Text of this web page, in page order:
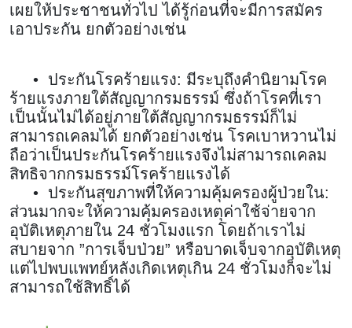
เผยให้ประชาชนทั่วไป ได้รู้ก่อนที่จะมีการสมัคร
เอาประกัน ยกตัวอย่างเช่น
• ประกันโรคร้ายแรง: มีระบุถึงคำนิยามโรค
ร้ายแรงภายใต้สัญญากรมธรรม์ ซึ่งถ้าโรคที่เรา
เป็นนั้นไม่ได้อยู่ภายใต้สัญญากรมธรรม์ก็ไม่
สามารถเคลมได้ ยกตัวอย่างเช่น โรคเบาหวานไม่
ถือว่าเป็นประกันโรคร้ายแรงจึงไม่สามารถเคลม
สิทธิจากกรมธรรม์โรคร้ายแรงได้
• ประกันสุขภาพที่ให้ความคุ้มครองผู้ป่วยใน:
ส่วนมากจะให้ความคุ้มครองเหตุค่าใช้จ่ายจาก
อุบัติเหตุภายใน 24 ชั่วโมงแรก โดยถ้าเราไม่
สบายจาก ”การเจ็บป่วย” หรือบาดเจ็บจากอุบัติเหตุ
แต่ไปพบแพทย์หลังเกิดเหตุเกิน 24 ชั่วโมงก็จะไม่
สามารถใช้สิทธิ์ได้